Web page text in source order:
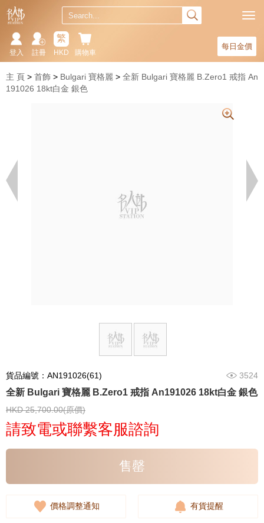
每日金價
購物車
繁
HKD
註冊
登入
主 頁 首飾 Bulgari 寶格麗
全新 Bulgari 寶格麗 B.Zero1 戒指 An
191026 18kt白金 銀色
貨品編號：AN191026(61) 3524
全新 Bulgari 寶格麗 B.Zero1 戒指 An191026 18kt白金 銀色
HKD 25,700.00(原價)
請致電或聯繫客服諮詢
售罄
價格調整通知 有貨提醒